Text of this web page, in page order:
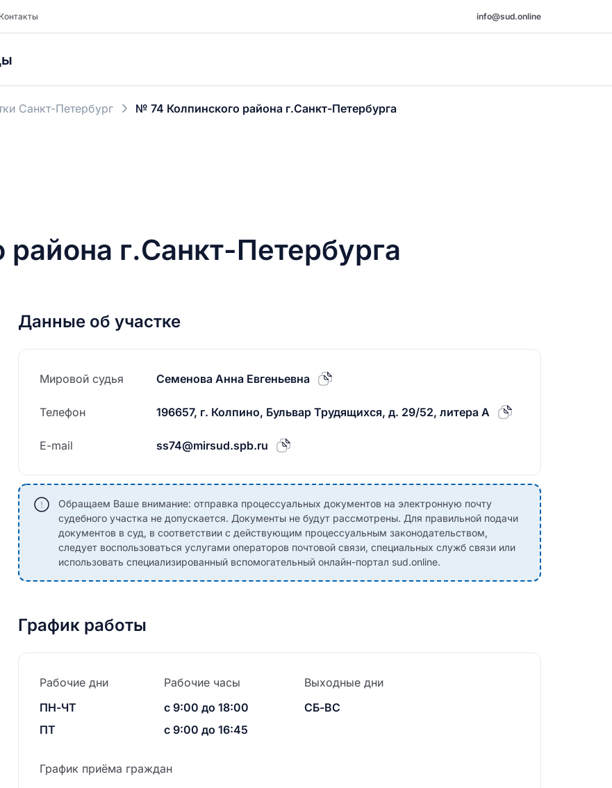
Контакты info@sud.online
Санкт-Петербург № 74 Колпинского района г.Санкт-Петербурга
г.Санкт-Петербурга
Данные об участке
Мировой судья Семенова Анна Евгеньевна
Телефон 196657, г. Колпино, Бульвар Трудящихся, д. 29/52, литера А
E-mail ss74@mirsud.spb.ru
Обращаем Ваше внимание: отправка процессуальных документов на электронную почту
судебного участка не допускается. Документы не будут рассмотрены. Для правильной подачи
документов в суд, в соответствии с действующим процессуальным законодательством,
следует воспользоваться услугами операторов почтовой связи, специальных служб связи или
использовать специализированный вспомогательный онлайн-портал sud.online.
График работы
Рабочие дни
ПН-ЧТ
ПТ
Рабочие часы
с 9:00 до 18:00
с 9:00 до 16:45
Выходные дни
СБ-ВС
График приёма граждан